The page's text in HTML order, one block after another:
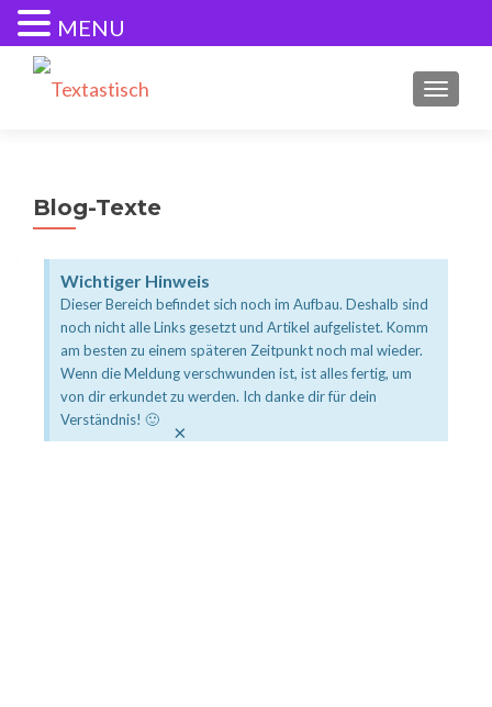
Blog-Texte
Wichtiger Hinweis
Dieser Bereich befindet sich noch im Aufbau. Deshalb sind
noch nicht alle Links gesetzt und Artikel aufgelistet. Komm
am besten zu einem späteren Zeitpunkt noch mal wieder.
Wenn die Meldung verschwunden ist, ist alles fertig, um
von dir erkundet zu werden. Ich danke dir für dein
Verständnis! 🙂
×
MENU